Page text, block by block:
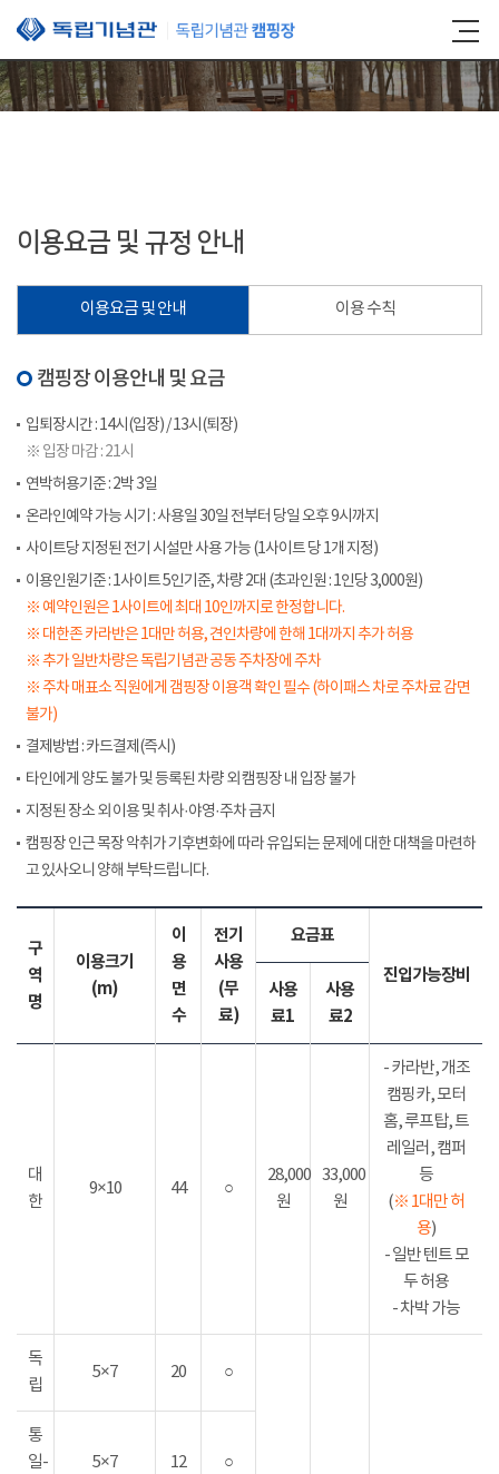
본문 바로가기
이용요금 및 규정 안내
이용요금 및 안내 이용 수칙
캠핑장 이용안내 및 요금
입퇴장시간 : 14시(입장) / 13시(퇴장)
※ 입장 마감 : 21시
연박허용기준 : 2박 3일
온라인예약 가능 시기 : 사용일 30일 전부터 당일 오후 9시까지
사이트당 지정된 전기 시설만 사용 가능 (1사이트 당 1개 지정)
이용인원기준 : 1사이트 5인기준, 차량 2대 (초과인원 : 1인당 3,000원)
※ 예약인원은 1사이트에 최대 10인까지로 한정합니다.
※ 대한존 카라반은 1대만 허용, 견인차량에 한해 1대까지 추가 허용
※ 추가 일반차량은 독립기념관 공동 주차장에 주차
※ 주차 매표소 직원에게 갬핑장 이용객 확인 필수 (하이패스 차로 주차료 감면
불가)
결제방법 : 카드결제(즉시)
타인에게 양도 불가 및 등록된 차량 외 캠핑장 내 입장 불가
지정된 장소 외 이용 및 취사·야영·주차 금지
캠핑장 인근 목장 악취가 기후변화에 따라 유입되는 문제에 대한 대책을 마련하
고 있사오니 양해 부탁드립니다.
구
역
명
이용크기
(m)
이
용
면
수
전기
사용
(무
료)
요금표
진입가능장비
사용
료1
사용
료2
대
한
9×10 44 ○
28,000
원
33,000
원
- 카라반, 개조
캠핑카, 모터
홈, 루프탑, 트
레일러, 캠퍼
등
(※ 1대만 허
용)
- 일반 텐트 모
두 허용
- 차박 가능
독
립
5×7 20 ○
통
일-
5×7 12 ○